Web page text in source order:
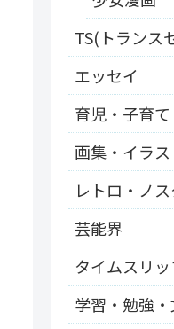
TS(トランス
エッセイ
育児・子育て
画集・イラ
レトロ・ノ
芸能界
タイムスリ
学習・勉強